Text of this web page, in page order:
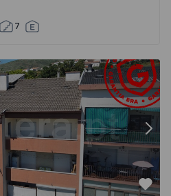
7
e Canhoso - 1497806 -